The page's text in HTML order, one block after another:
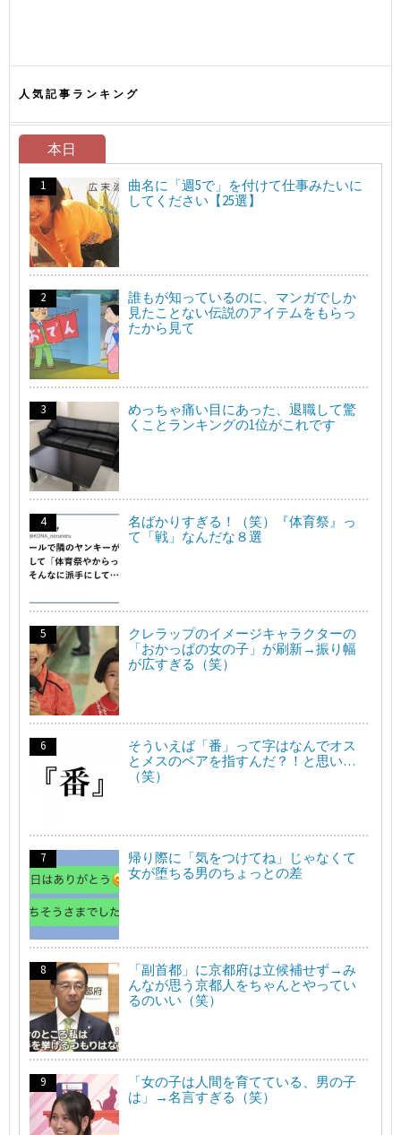
人気記事ランキング
本日
曲名に「週5で」を付けて仕事みたいに
してください【25選】
誰もが知っているのに、マンガでしか
見たことない伝説のアイテムをもらっ
たから見て
めっちゃ痛い目にあった、退職して驚
くことランキングの1位がこれです
名ばかりすぎる！（笑）『体育祭』っ
て「戦」なんだな８選
クレラップのイメージキャラクターの
「おかっぱの女の子」が刷新→振り幅
が広すぎる（笑）
そういえば「番」って字はなんでオス
とメスのペアを指すんだ？！と思い…
（笑）
帰り際に「気をつけてね」じゃなくて
女が堕ちる男のちょっとの差
「副首都」に京都府は立候補せず→み
んなが思う京都人をちゃんとやってい
るのいい（笑）
「女の子は人間を育てている、男の子
は」→名言すぎる（笑）